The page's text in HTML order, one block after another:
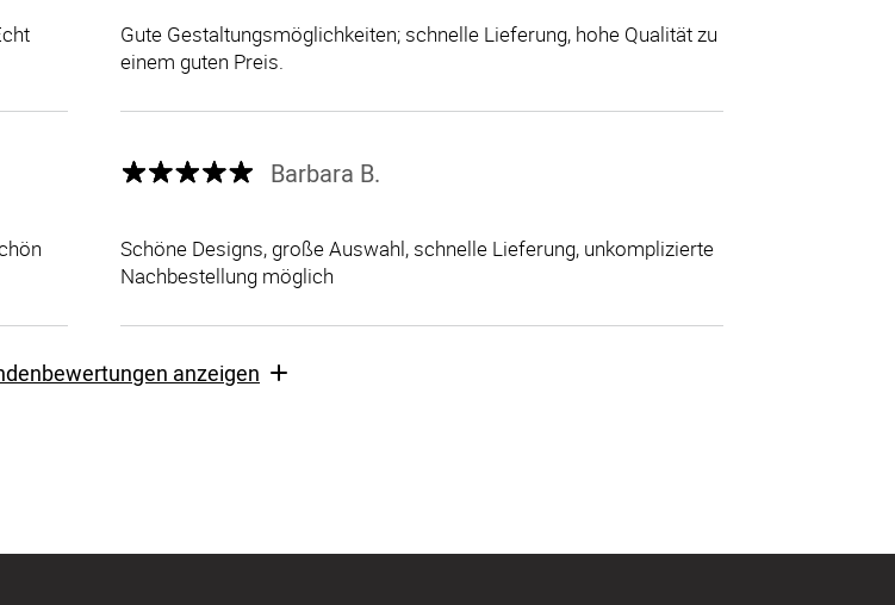
Gute Gestaltungsmöglichkeiten; schnelle Lieferung, hohe Qualität zu
einem guten Preis.
Barbara B.
Schöne Designs, große Auswahl, schnelle Lieferung, unkomplizierte
Nachbestellung möglich
anzeigen